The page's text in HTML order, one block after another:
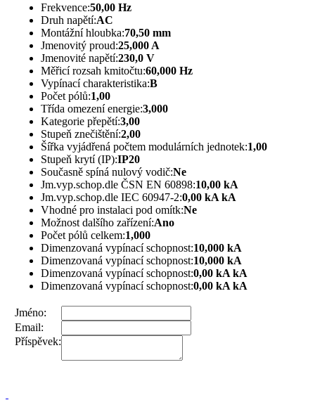
Frekvence:50,00 Hz
Druh napětí:AC
Montážní hloubka:70,50 mm
Jmenovitý proud:25,000 A
Jmenovité napětí:230,0 V
Měřicí rozsah kmitočtu:60,000 Hz
Vypínací charakteristika:B
Počet pólů:1,00
Třída omezení energie:3,000
Kategorie přepětí:3,00
Stupeň znečištění:2,00
Šířka vyjádřená počtem modulárních jednotek:1,00
Stupeň krytí (IP):IP20
Současně spíná nulový vodič:Ne
Jm.vyp.schop.dle ČSN EN 60898:10,00 kA
Jm.vyp.schop.dle IEC 60947-2:0,00 kA kA
Vhodné pro instalaci pod omítk:Ne
Možnost dalšího zařízení:Ano
Počet pólů celkem:1,000
Dimenzovaná vypínací schopnost:10,000 kA
Dimenzovaná vypínací schopnost:10,000 kA
Dimenzovaná vypínací schopnost:0,00 kA kA
Dimenzovaná vypínací schopnost:0,00 kA kA
Jméno:
Email:
Příspěvek: